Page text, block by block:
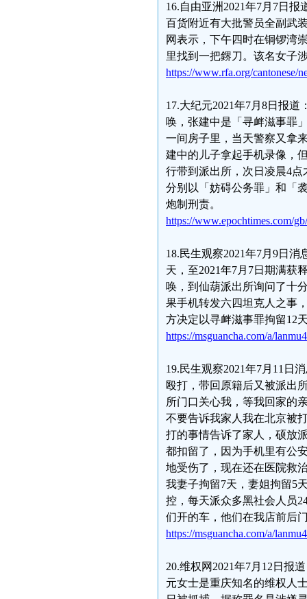
16.自由亚洲2021年7月7日
百货附近有大批警员全副武
网表示，下午四时在铜锣湾
里找到一把鎅刀。该名女子
https://www.rfa.org/cantonese/
17.大纪元2021年7月8日报
唤，张建中是「寻衅滋事罪
一间房子里，当天警察又拿
建中的儿子拿起手机录像，
行带到派出所，次日凌晨4
分别以「妨碍公务罪」和「
炮制刑责。
https://www.epochtimes.com/
18.民生观察2021年7月9日
天，至2021年7月7日期满获
唤，到仙葫派出所询问了十
果手机转发六四坦克人之事
方决定以寻衅滋事罪拘留12
https://msguancha.com/a/
19.民生观察2021年7月11日
殴打，带回原籍后又被派出
所门口关心我，等我回家的
不要告诉我家人我在北京被
打的事情告诉了家人，硕放
都扣留了，因为手机里有公
地受伤了，现在还在医院救
我妻子拘留7天，妻姐拘留5
控，每天派众多黑社会人员
们开的车，他们在我店前后
https://msguancha.com/a/
20.维权网2021年7月12日报
元女士是重庆知名的维权人